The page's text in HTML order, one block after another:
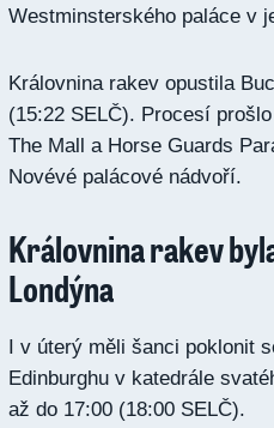
Westminsterského paláce v
Královnina rakev opustila
(15:22 SELČ). Procesí
The Mall a Horse Guards
Novévé palácové nádvoří.
Královnina rakev
Londýna
I v úterý měli šanci poklonit
Edinburghu v katedrále
až do 17:00 (18:00 SELČ).